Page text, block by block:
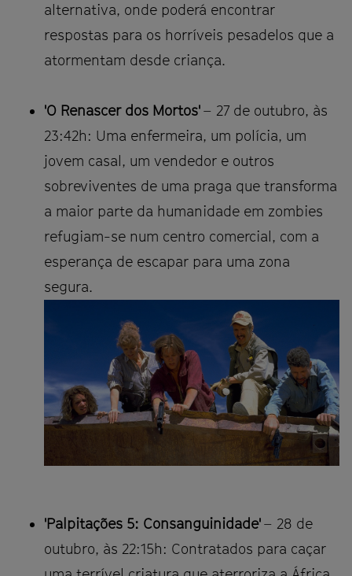
alternativa, onde poderá encontrar
respostas para os horríveis pesadelos que a
atormentam desde criança.
'O Renascer dos Mortos'– 27 de outubro, às
23:42h: Uma enfermeira, um polícia, um
jovem casal, um vendedor e outros
sobreviventes de uma praga que transforma
a maior parte da humanidade em zombies
refugiam-se num centro comercial, com a
esperança de escapar para uma zona
segura.
'Palpitações 5: Consanguinidade'– 28 de
outubro, às 22:15h: Contratados para caçar